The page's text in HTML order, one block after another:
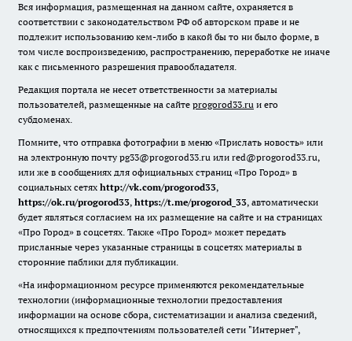
Вся информация, размещенная на данном сайте, охраняется в
соответствии с законодательством РФ об авторском праве и не
подлежит использованию кем-либо в какой бы то ни было форме, в
том числе воспроизведению, распространению, переработке не иначе
как с письменного разрешения правообладателя.
Редакция портала не несет ответственности за материалы
пользователей, размещенные на сайте progorod33.ru и его
субдоменах.
Помните, что отправка фотографии в меню «Прислать новость» или
на электронную почту pg33@progorod33.ru или red@progorod33.ru,
или же в сообщениях для официальных страниц «Про Город» в
социальных сетях http://vk.com/progorod33,
https://ok.ru/progorod33, https://t.me/progorod_33, автоматически
будет являться согласием на их размещение на сайте и на страницах
«Про Город» в соцсетях. Также «Про Город» может передать
присланные через указанные страницы в соцсетях материалы в
сторонние паблики для публикации.
«На информационном ресурсе применяются рекомендательные
технологии (информационные технологии предоставления
информации на основе сбора, систематизации и анализа сведений,
относящихся к предпочтениям пользователей сети "Интернет",